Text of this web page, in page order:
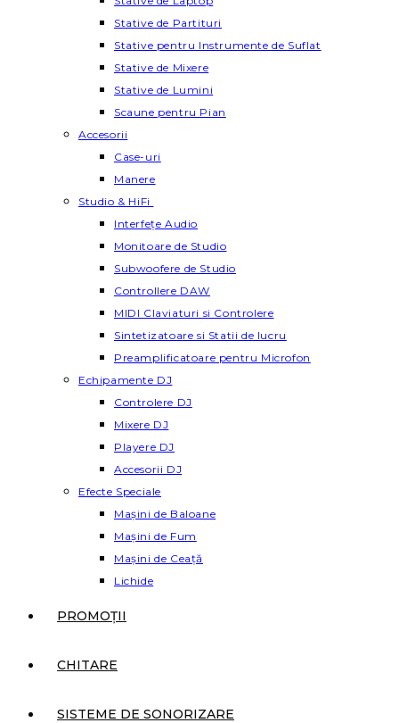
Stative de Partituri
Stative pentru Instrumente de Suflat
Stative de Mixere
Stative de Lumini
Scaune pentru Pian
Accesorii
Case-uri
Manere
Studio & HiFi
Interfețe Audio
Monitoare de Studio
Subwoofere de Studio
Controllere DAW
MIDI Claviaturi si Controlere
Sintetizatoare si Statii de lucru
Preamplificatoare pentru Microfon
Echipamente DJ
Controlere DJ
Mixere DJ
Playere DJ
Accesorii DJ
Efecte Speciale
Mașini de Baloane
Mașini de Fum
Mașini de Ceață
Lichide
PROMOȚII
CHITARE
SISTEME DE SONORIZARE